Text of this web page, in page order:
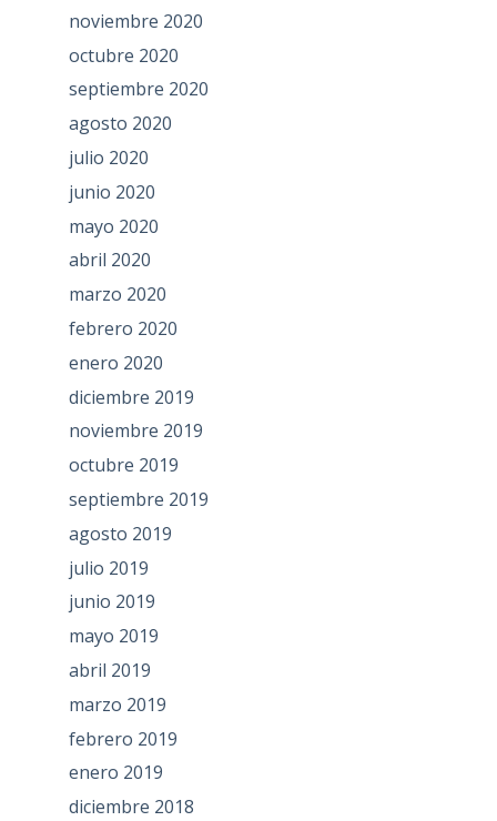
noviembre 2020
octubre 2020
septiembre 2020
agosto 2020
julio 2020
junio 2020
mayo 2020
abril 2020
marzo 2020
febrero 2020
enero 2020
diciembre 2019
noviembre 2019
octubre 2019
septiembre 2019
agosto 2019
julio 2019
junio 2019
mayo 2019
abril 2019
marzo 2019
febrero 2019
enero 2019
diciembre 2018